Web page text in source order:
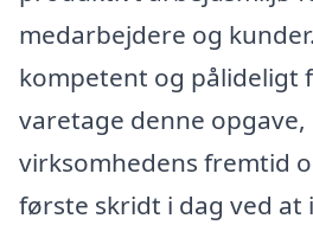
medarbejdere og
kompetent og pålideligt
varetage denne
virksomhedens fremtid
første skridt i dag ved